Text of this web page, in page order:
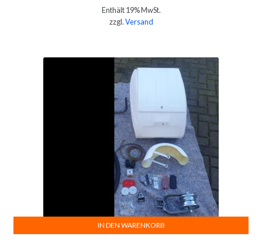
Enthält 19% MwSt.
zzgl.Versand
IN DEN WARENKORB